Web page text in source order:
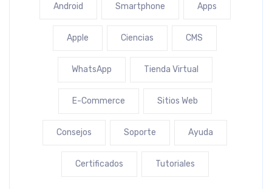
Android Smartphone Apps
Apple Ciencias CMS
WhatsApp Tienda Virtual
E-Commerce Sitios Web
Consejos Soporte Ayuda
Certificados Tutoriales